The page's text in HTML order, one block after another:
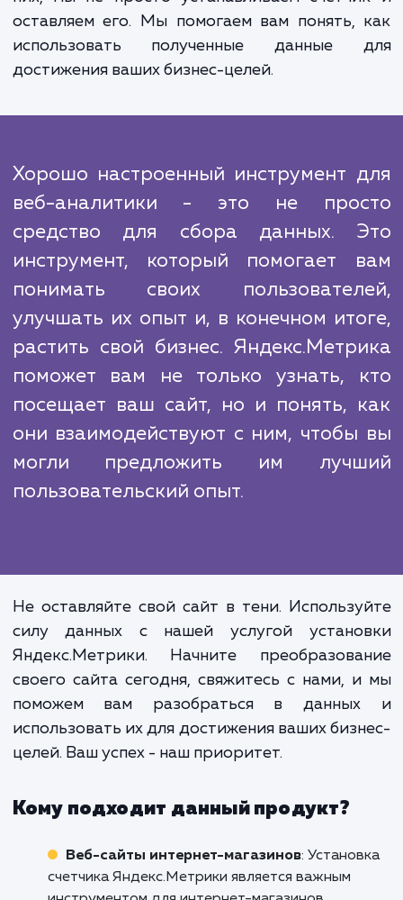
маркетинговых кампаний и даже узнать,
удерживать пользователей на вашем
дольше. Эти данные не только помогут
Мы понимаем, что важность данных в
время велика, и поэтому мы всегда
быть на шаг впереди конкурентов. В
них, мы не просто устанавливаем
оставляем его. Мы помогаем вам понять,
использовать полученные данные
достижения ваших бизнес-целей.
Хорошо настроенный инструмент
веб-аналитики - это не
улучшать их опыт и, в конечном
растить свой бизнес.
поможет вам не только узнать,
посещает ваш сайт, но и понять,
они взаимодействуют с ним,
пользовательский опыт.